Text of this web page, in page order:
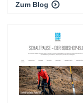
Zum Blog